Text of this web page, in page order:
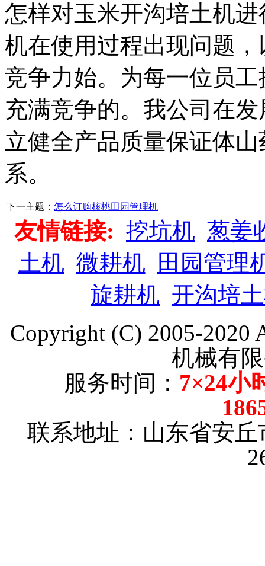
怎样对玉米开沟培土机
机在使用过程出现问题
竞争力始。为每一位员
充满竞争的。我公司在
立健全产品质量保证体
系。
下一主题： 怎么订购核桃田园管理机
友情链接: 挖坑机 葱姜
土机 微耕机
田园管理
旋耕机 开沟培
Copyright (C) 2005-2020
机械有
服务时间： 7×24小
联系地址：山东省安